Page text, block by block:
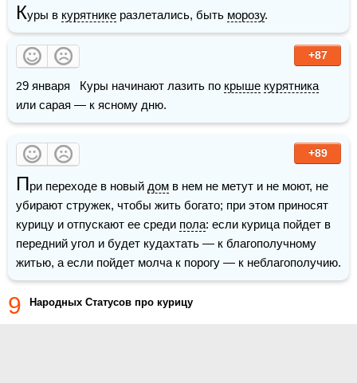
Куры в курятнике разлетались, быть морозу.
+87
29 января   Куры начинают лазить по крыше курятника
или сарая — к ясному дню.
+89
При переходе в новый дом в нем не метут и не моют, не
убирают стружек, чтобы жить богато; при этом приносят
курицу и отпускают ее среди пола: если курица пойдет в
передний угол и будет кудахтать — к благополучному
житью, а если пойдет молча к порогу — к неблагополучию.
9 Народных Статусов про курицу